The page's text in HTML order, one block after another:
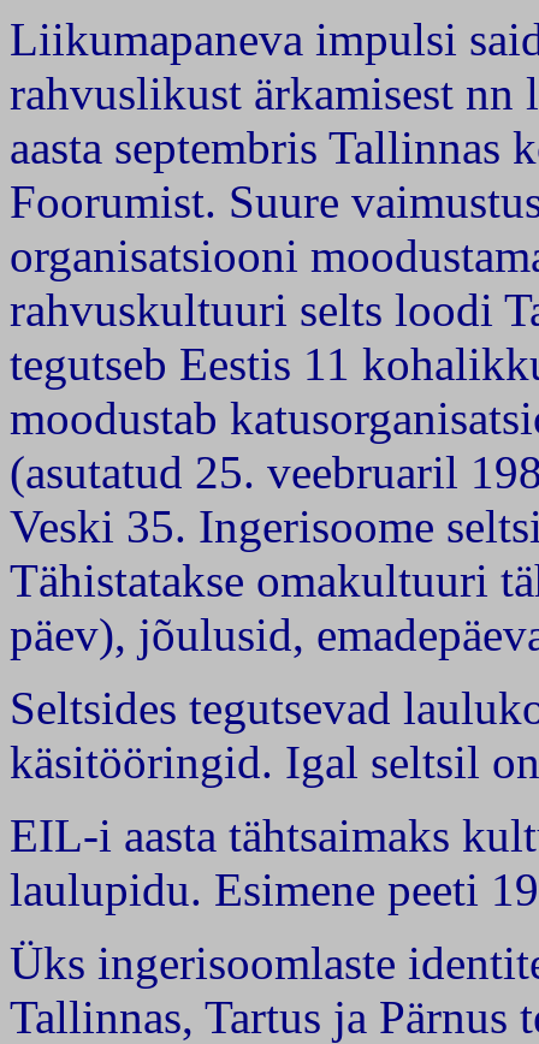
Liikumapaneva impulsi
rahvuslikust ärkamisest
aasta septembris Tallinnas
Foorumist. Suure
organisatsiooni
rahvuskultuuri selts loodi
tegutseb Eestis 11
moodustab
(asutatud 25. veebruaril
Veski 35. Ingerisoome
Tähistatakse omakultuuri
päev), jõulusid,
Seltsides tegutsevad
käsitööringid. Igal seltsil
EIL-i aasta tähtsaimaks
laulupidu. Esimene peeti
Üks ingerisoomlaste
Tallinnas, Tartus ja Pärnus